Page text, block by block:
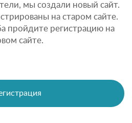
мы создали новый сайт.
на старом сайте.
регистрацию на
сайте.